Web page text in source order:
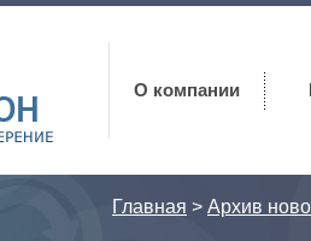
О компании
Главная > Архив